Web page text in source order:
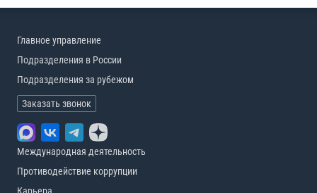
Главное управление
Подразделения в России
Подразделения за рубежом
Заказать звонок
Международная деятельность
Противодействие коррупции